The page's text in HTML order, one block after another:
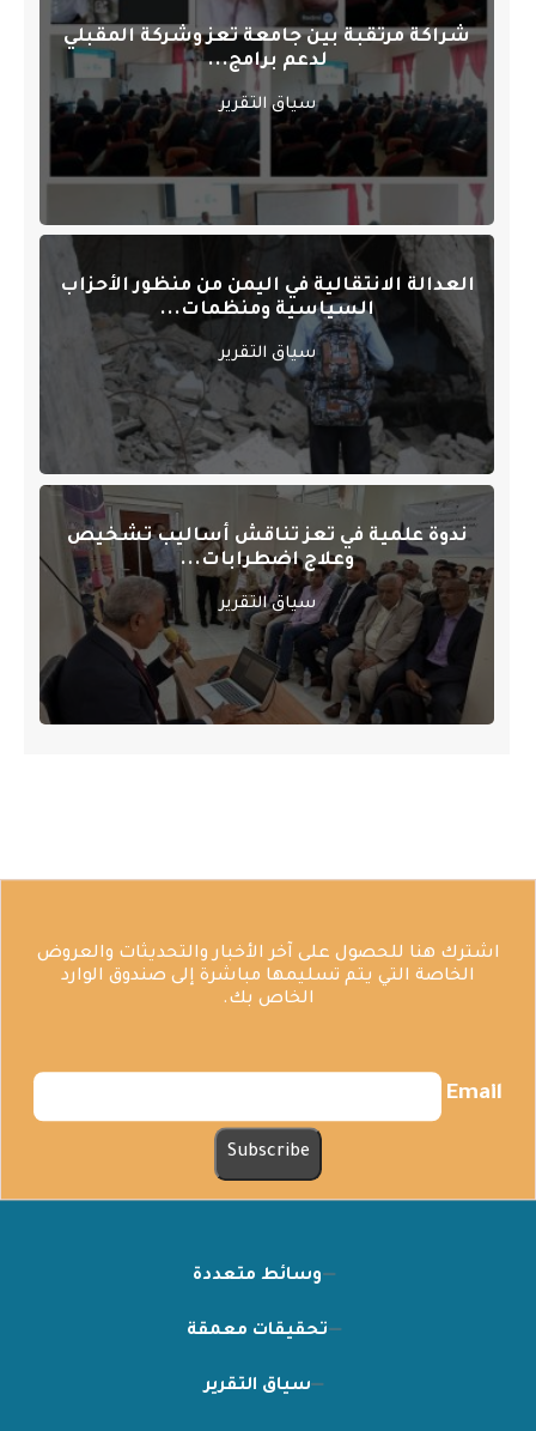
شراكة مرتقبة بين جامعة تعز وشركة المقبلي
لدعم برامج...
سياق التقرير
العدالة الانتقالية في اليمن من منظور الأحزاب
السياسية ومنظمات...
سياق التقرير
ندوة علمية في تعز تناقش أساليب تشخيص
وعلاج اضطرابات...
سياق التقرير
اشترك هنا للحصول على آخر الأخبار والتحديثات والعروض
الخاصة التي يتم تسليمها مباشرة إلى صندوق الوارد
الخاص بك.
Email
وسائط متعددة
تحقيقات معمقة
سياق التقرير